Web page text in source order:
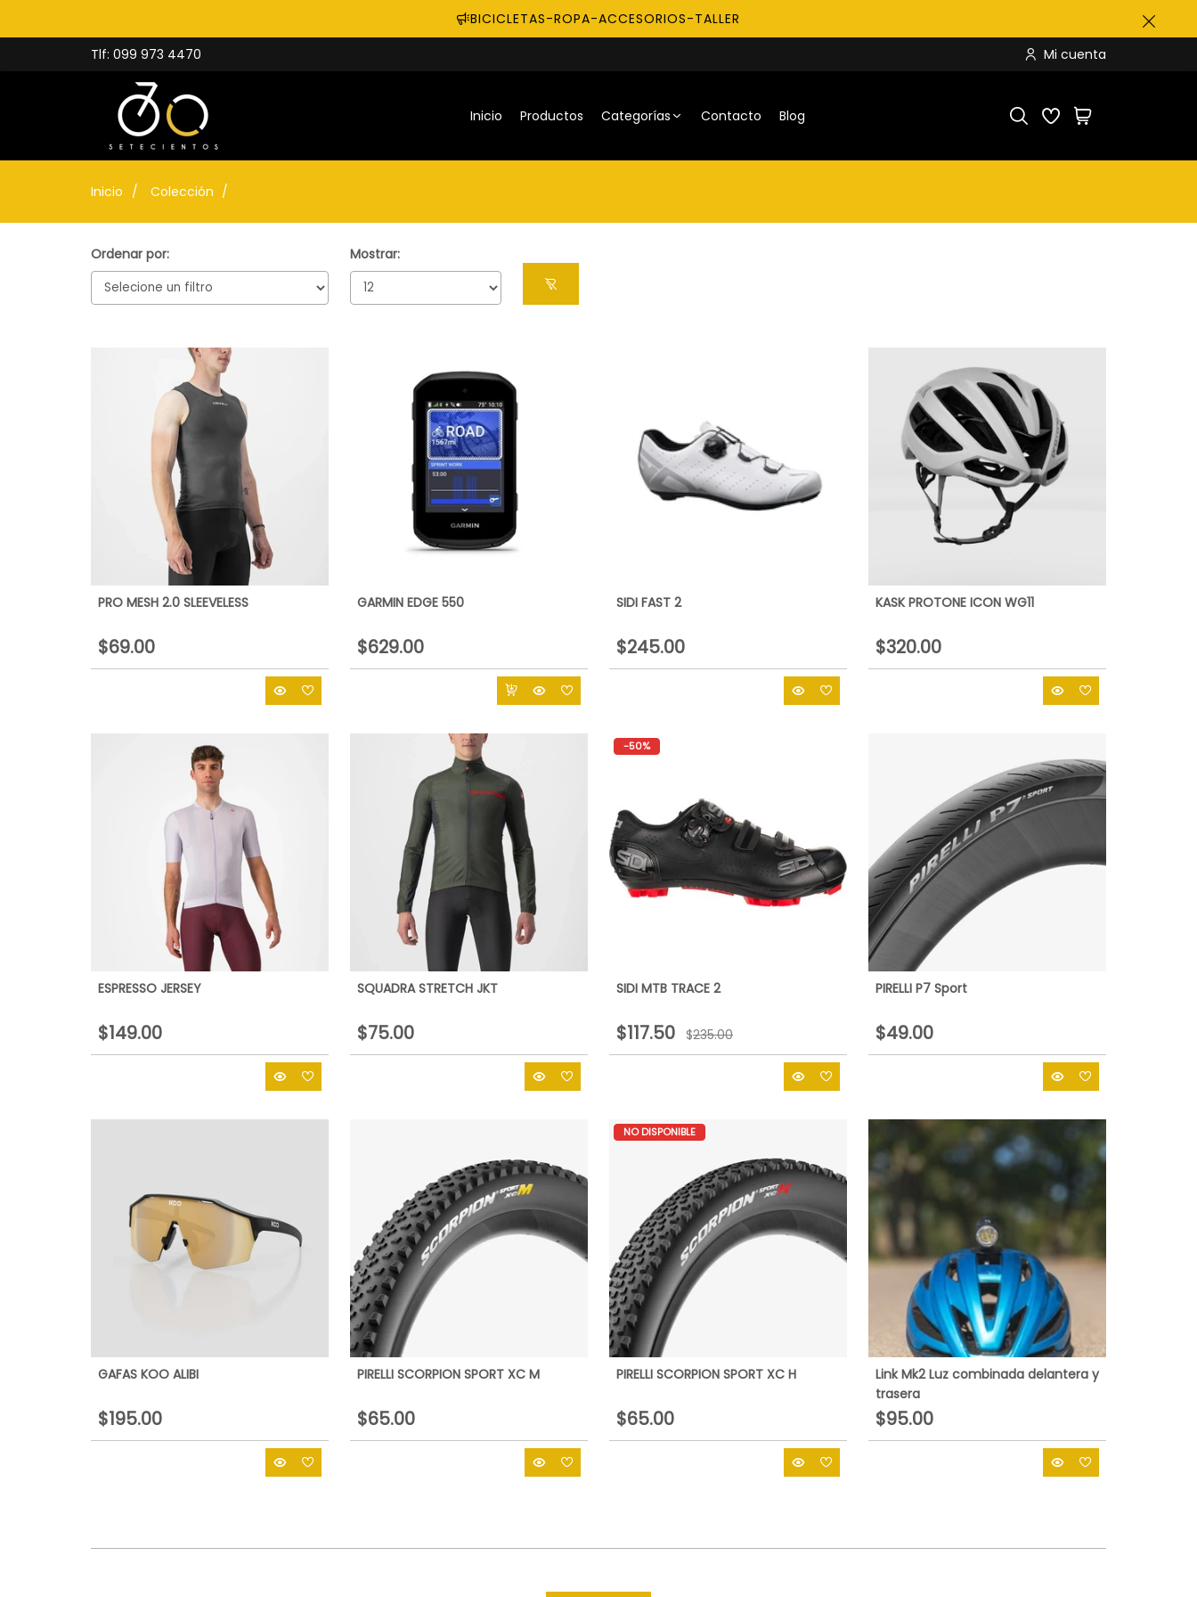
BICICLETAS-ROPA-ACCESORIOS-TALLER
Tlf: 099 973 4470
Mi cuenta
Inicio Productos Categorías Contacto Blog
Inicio Colección
Ordenar por: Mostrar:
PRO MESH 2.0 SLEEVELESS
$69.00
GARMIN EDGE 550
$629.00
SIDI FAST 2
$245.00
KASK PROTONE ICON WG11
$320.00
ESPRESSO JERSEY
$149.00
SQUADRA STRETCH JKT
$75.00
-50%
SIDI MTB TRACE 2
$117.50 $235.00
PIRELLI P7 Sport
$49.00
GAFAS KOO ALIBI
$195.00
PIRELLI SCORPION SPORT XC M
$65.00
NO DISPONIBLE
PIRELLI SCORPION SPORT XC H
$65.00
Link Mk2 Luz combinada delantera y
trasera
$95.00